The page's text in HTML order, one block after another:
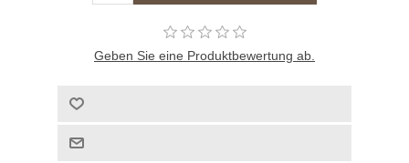
Geben Sie eine Produktbewertung ab.